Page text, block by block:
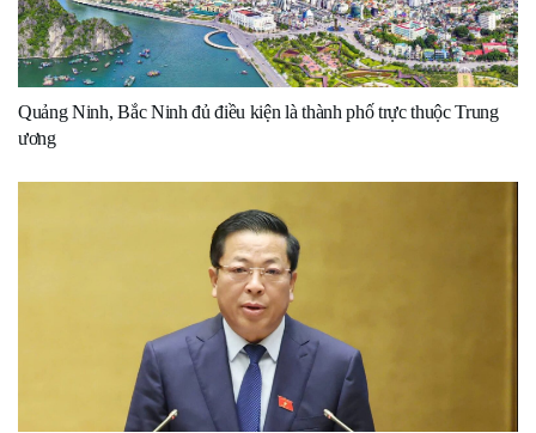
Quảng Ninh, Bắc Ninh đủ điều kiện là thành phố trực thuộc Trung
ương